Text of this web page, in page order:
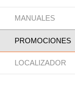
MANUALES
PROMOCIONES
LOCALIZADOR